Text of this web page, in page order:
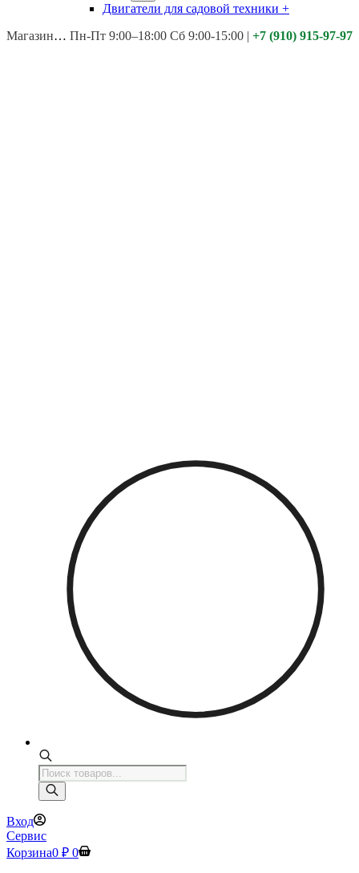
Двигатели для садовой техники +
Магазины: Калуга ул. Московская д.113
Пн-Пт 9:00–18:00 Сб 9:00-15:00 | +7 (910) 915-97-97
Поиск
товаров
Вход
Сервис
Корзина0 ₽ 0